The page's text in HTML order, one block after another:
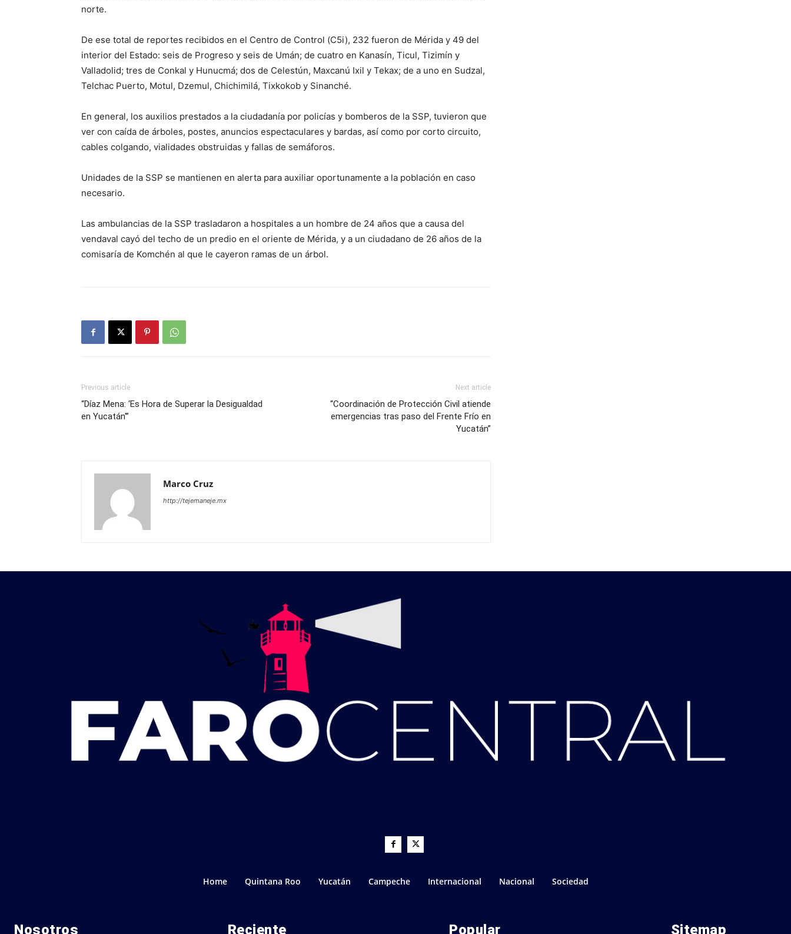
norte.
De ese total de reportes recibidos en el Centro de Control (C5i), 232 fueron de Mérida y 49 del
interior del Estado: seis de Progreso y seis de Umán; de cuatro en Kanasín, Ticul, Tizimín y
Valladolid; tres de Conkal y Hunucmá; dos de Celestún, Maxcanú Ixil y Tekax; de a uno en Sudzal,
Telchac Puerto, Motul, Dzemul, Chichimilá, Tixkokob y Sinanché.
En general, los auxilios prestados a la ciudadanía por policías y bomberos de la SSP, tuvieron que
ver con caída de árboles, postes, anuncios espectaculares y bardas, así como por corto circuito,
cables colgando, vialidades obstruidas y fallas de semáforos.
Unidades de la SSP se mantienen en alerta para auxiliar oportunamente a la población en caso
necesario.
Las ambulancias de la SSP trasladaron a hospitales a un hombre de 24 años que a causa del
vendaval cayó del techo de un predio en el oriente de Mérida, y a un ciudadano de 26 años de la
comisaría de Komchén al que le cayeron ramas de un árbol.
Previous article
“Díaz Mena: ‘Es Hora de Superar la Desigualdad
en Yucatán'”
Next article
“Coordinación de Protección Civil atiende
emergencias tras paso del Frente Frío en
Yucatán”
Marco Cruz
http://tejemaneje.mx
Home Quintana Roo Yucatán Campeche Internacional Nacional Sociedad
Nosotros Reciente Popular Sitemap